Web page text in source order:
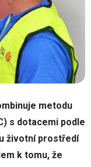
metodu
s dotacemi podle
životní prostředí
k tomu, že